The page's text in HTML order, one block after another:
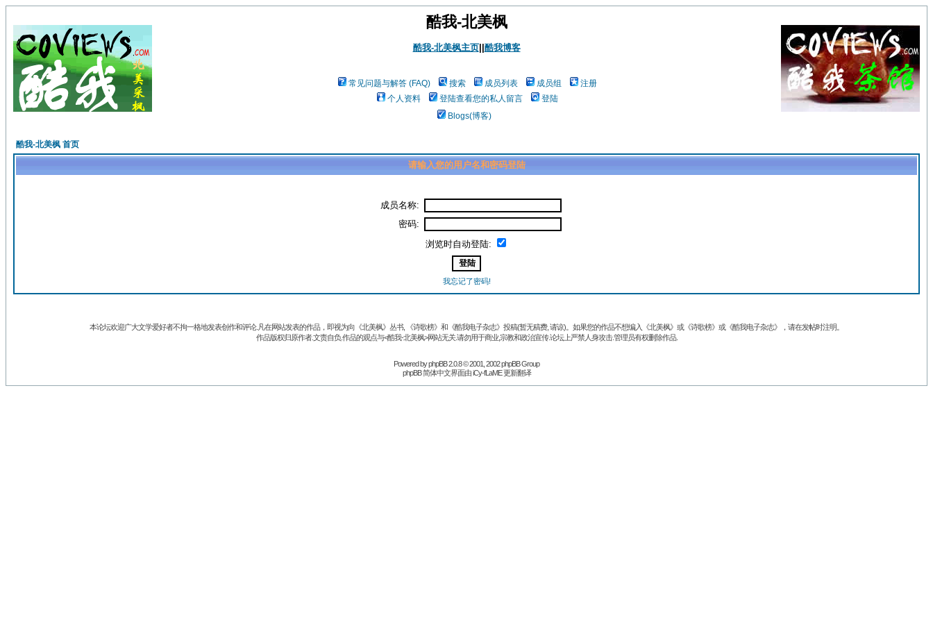
酷我-北美枫
酷我-北美枫主页|| 酷我博客
常见问题与解答 (FAQ) 搜索 成员列表 成员组
注册
个人资料
登陆查看您的私人留言
登陆
Blogs(博客)
酷我-北美枫 首页
请输入您的用户名和密码登陆
成员名称:
密码:
浏览时自动登陆:
我忘记了密码!
本论坛欢迎广大文学爱好者不拘一格地发表创作和评论.凡在网站发表的作品，即视为向《北美枫》丛书, 《诗歌榜》和《酷我电子杂志》投稿(暂无稿费, 请谅)。如果您的作品不想编入《北美枫》或《诗歌榜》或《酷我电子杂志》，请在发帖时注明。
作品版权归原作者.文责自负.作品的观点与<酷我-北美枫>网站无关.请勿用于商业,宗教和政治宣传.论坛上严禁人身攻击.管理员有权删除作品.
Powered byphpBB2.0.8 © 2001, 2002 phpBB Group
phpBB 简体中文界面由 iCy-fLaME 更新翻译